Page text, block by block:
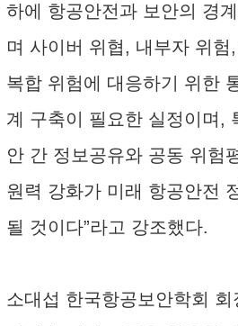
하에 항공안전과 보안의 경
며 사이버 위협, 내부자 위험
복합 위험에 대응하기 위한
계 구축이 필요한 실정이며,
안 간 정보공유와 공동 위험
원력 강화가 미래 항공안전
될 것이다”라고 강조했다.
소대섭 한국항공보안학회 회